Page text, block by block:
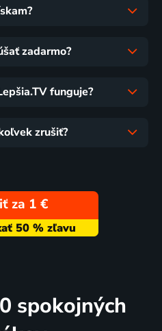
zadarmo?
funguje?
zrušiť?
za 1 €
spokojných